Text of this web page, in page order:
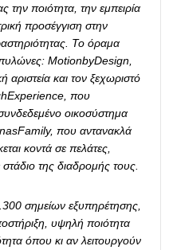
την ποιότητα, την εμπειρία
προσέγγιση στην
Το όραμα
πυλώνες: MotionbyDesign,
και τον ξεχωριστό
που
οικοσύστημα
που αντανακλά
κοντά σε πελάτες,
της διαδρομής τους.
σημείων εξυπηρέτησης,
υψηλή ποιότητα
όπου κι αν λειτουργούν